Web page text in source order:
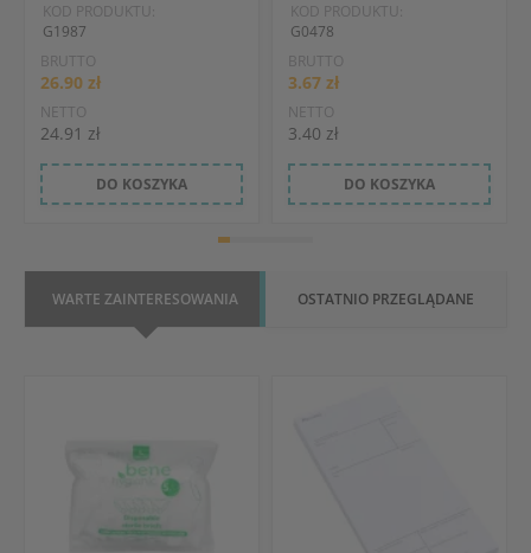
KOD PRODUKTU:
G1987
BRUTTO
26.90 zł
NETTO
24.91 zł
DO KOSZYKA
KOD PRODUKTU:
G0478
BRUTTO
3.67 zł
NETTO
3.40 zł
DO KOSZYKA
WARTE ZAINTERESOWANIA OSTATNIO PRZEGLĄDANE